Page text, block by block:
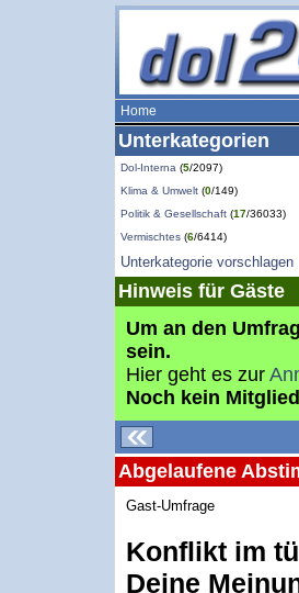
Home
Unterkategorien
Dol-Interna (5/2097)
Klima & Umwelt (0/149)
Politik & Gesellschaft (17/36033)
Vermischtes (6/6414)
Unterkategorie vorschlagen
Hinweis für Gäste
Um an den
sein.
Hier geht es zur
Noch kein
Abgelaufene
Gast-Umfrage
Konflikt im
Deine